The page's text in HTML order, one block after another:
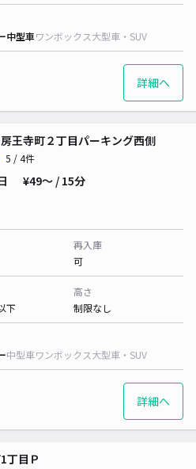
中型車ワンボックス大型車・SUV
詳細へ
房王寺町２丁目パーキング西側
5 / 4件
¥49〜 / 15分
再入庫
可
下
高さ
制限なし
中型車ワンボックス大型車・SUV
詳細へ
丁目Ｐ